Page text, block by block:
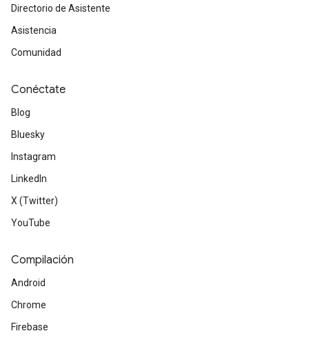
Directorio de Asistente
Asistencia
Comunidad
Conéctate
Blog
Bluesky
Instagram
LinkedIn
X (Twitter)
YouTube
Compilación
Android
Chrome
Firebase